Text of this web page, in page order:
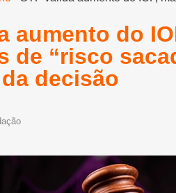
aumento do
de “risco
decisão